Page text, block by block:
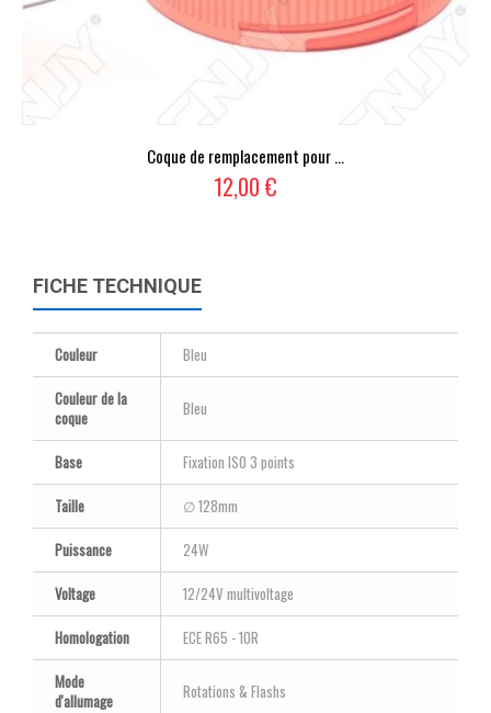
Coque de remplacement pour ...
12,00 €
FICHE TECHNIQUE
Couleur
Bleu
Couleur de la
coque
Bleu
Base
Fixation ISO 3 points
Taille
∅ 128mm
Puissance
24W
Voltage
12/24V multivoltage
Homologation
ECE R65 - 10R
Mode
d'allumage
Rotations & Flashs